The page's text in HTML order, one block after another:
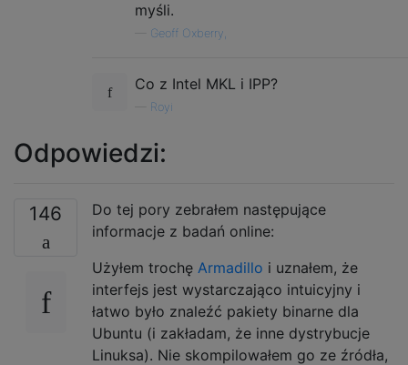
myśli.
Geoff Oxberry,
Co z Intel MKL i IPP?
Royi
Odpowiedzi:
146
Do tej pory zebrałem następujące
informacje z badań online:
Użyłem trochę Armadillo i uznałem, że
interfejs jest wystarczająco intuicyjny i
łatwo było znaleźć pakiety binarne dla
Ubuntu (i zakładam, że inne dystrybucje
Linuksa). Nie skompilowałem go ze źródła,